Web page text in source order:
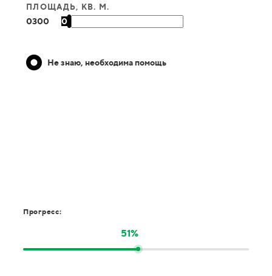
ПЛОЩАДЬ, КВ. М.
0300 0
Не знаю, необходима помощь
Прогресс:
51%